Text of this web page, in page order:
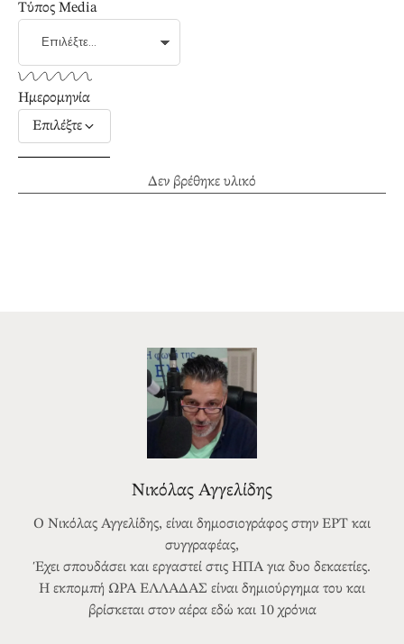
Δεν βρέθηκε υλικό
Τύπος Media
Ημερομηνία
Επιλέξτε
Νικόλας Αγγελίδης
Ο Νικόλας Αγγελίδης, είναι δημοσιογράφος στην ΕΡΤ και
συγγραφέας,
Έχει σπουδάσει και εργαστεί στις ΗΠΑ για δυο δεκαετίες.
Η εκπομπή ΩΡΑ ΕΛΛΑΔΑΣ είναι δημιούργημα του και
βρίσκεται στον αέρα εδώ και 10 χρόνια